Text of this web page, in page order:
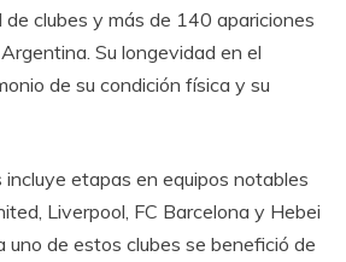
clubes y más de 140 apariciones
Su longevidad en el
de su condición física y su
incluye etapas en equipos notables
Liverpool, FC Barcelona y Hebei
uno de estos clubes se benefició de